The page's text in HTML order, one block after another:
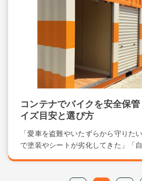
コンテナでバイクを安全保
イズ目安と選び方
「愛車を盗難やいたずらから守りた
で塗装やシートが劣化してきた」「